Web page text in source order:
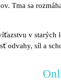
Tma sa
v starých
odvahy, síl a